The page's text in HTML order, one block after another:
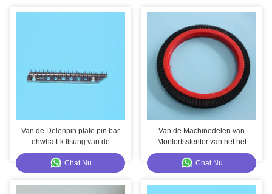
Van de Delenpin plate pin bar
ehwha Lk Ilsung van de
Stentermachine van de de
Machinenaald van het de
Plaatkoper het
Koolstofstaalmateriaal
Chat Nu
Van de Machinedelen van
Monfortsstenter van het het
Wrijvingswiel de Grote Zwarte
Nylon Haar Standaardgrootte
Chat Nu